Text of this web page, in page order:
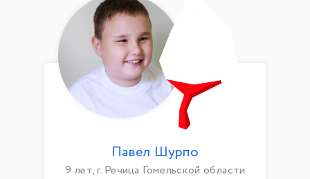
Павел Шурпо
9 лет, г. Речица Гомельской области